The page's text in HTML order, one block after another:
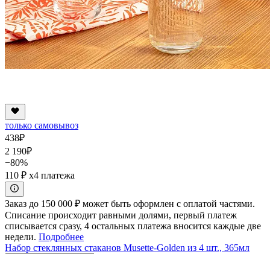
только самовывоз
438₽
2 190₽
−80%
110 ₽ x4 платежа
Заказ до 150 000 ₽ может быть оформлен с оплатой частями.
Списание происходит равными долями, первый платеж
списывается сразу, 4 остальных платежа вносится каждые две
недели. Подробнее
Набор стеклянных стаканов Musette-Golden из 4 шт., 365мл